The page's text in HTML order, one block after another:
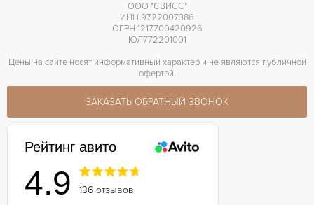
ООО "СВИСС"
ИНН 9722007386
ОГРН 1217700420926
ЮЛ772201001
Цены на сайте носят информативный характер и не являются публичной
офертой.
ЗАКАЗАТЬ ОБРАТНЫЙ ЗВОНОК
Рейтинг авито
4.9 136 отзывов